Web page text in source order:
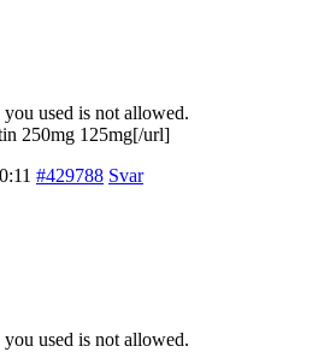
used is not allowed.
250mg 125mg[/url]
#429788 Svar
used is not allowed.